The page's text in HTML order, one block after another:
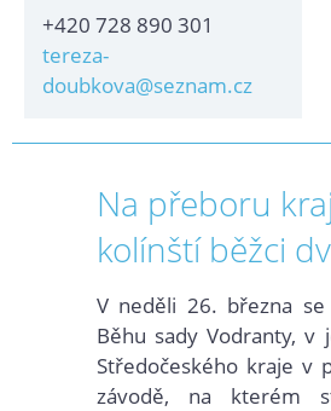
+420 728 890 301
tereza-
doubkova@seznam.cz
Na přeboru
kolínští běžci
V neděli 26. března
Běhu sady Vodranty,
Středočeského kraje v
závodě, na kterém